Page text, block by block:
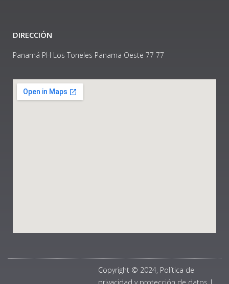
DIRECCIÓN
Panamá PH Los Toneles Panama Oeste 77 77
Copyright © 2024, Política de